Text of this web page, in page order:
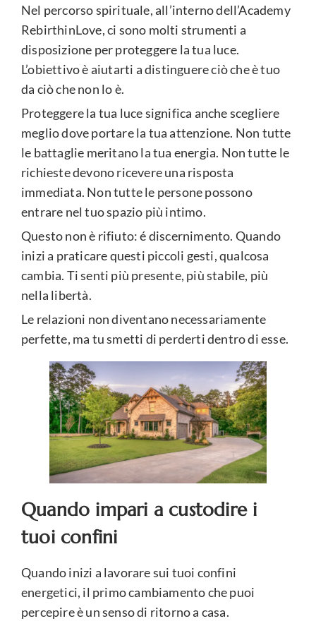
Nel percorso spirituale, all’interno dell’Academy
RebirthinLove, ci sono molti strumenti a
disposizione per proteggere la tua luce.
L’obiettivo è aiutarti a distinguere ciò che è tuo
da ciò che non lo è.
Proteggere la tua luce significa anche scegliere
meglio dove portare la tua attenzione. Non tutte
le battaglie meritano la tua energia. Non tutte le
richieste devono ricevere una risposta
immediata. Non tutte le persone possono
entrare nel tuo spazio più intimo.
Questo non è rifiuto: é discernimento. Quando
inizi a praticare questi piccoli gesti, qualcosa
cambia. Ti senti più presente, più stabile, più
nella libertà.
Le relazioni non diventano necessariamente
perfette, ma tu smetti di perderti dentro di esse.
Quando impari a custodire i
tuoi confini
Quando inizi a lavorare sui tuoi confini
energetici, il primo cambiamento che puoi
percepire è un senso di ritorno a casa.